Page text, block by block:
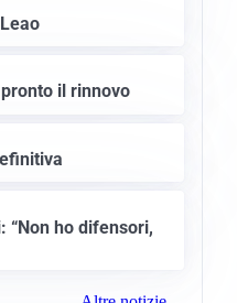
il rinnovo
“Non ho difensori,